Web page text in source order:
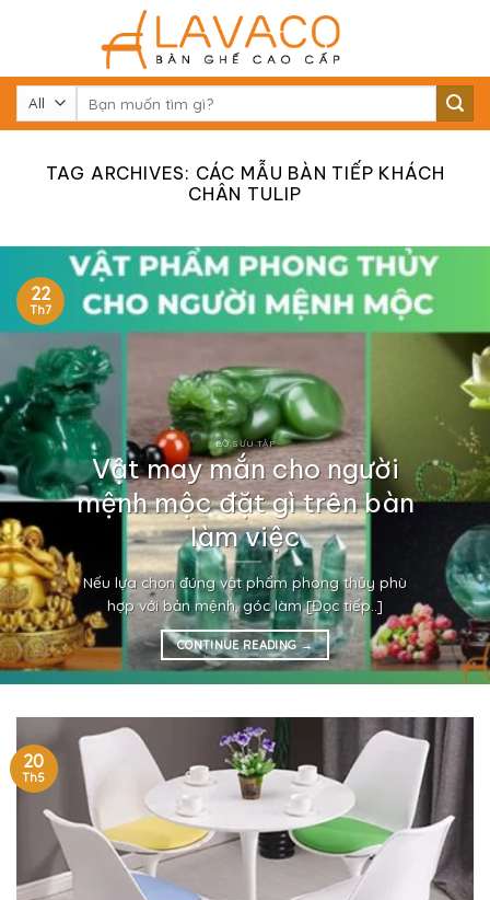
kiếm:
TAG ARCHIVES: CÁC MẪU BÀN TIẾP KHÁCH
CHÂN TULIP
BỘ SƯU TẬP
Vật may mắn cho người
mệnh mộc đặt gì trên bàn
làm việc
Nếu lựa chọn đúng vật phẩm phong thủy phù
hợp với bản mệnh, góc làm [Đọc tiếp..]
CONTINUE READING→
22
Th7
20
Th5